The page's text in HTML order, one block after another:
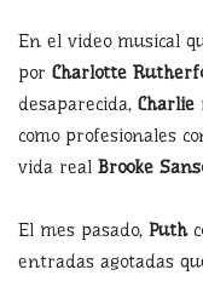
En el video musical
por Charlotte
desaparecida, Charlie
como profesionales
vida real Brooke
El mes pasado, Puth
entradas agotadas